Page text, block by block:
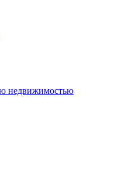
недвижимостью